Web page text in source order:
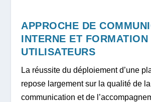
APPROCHE DE
INTERNE ET FORMATION
UTILISATEURS
La réussite du déploiement d’une
repose largement sur la qualité de la
communication et de